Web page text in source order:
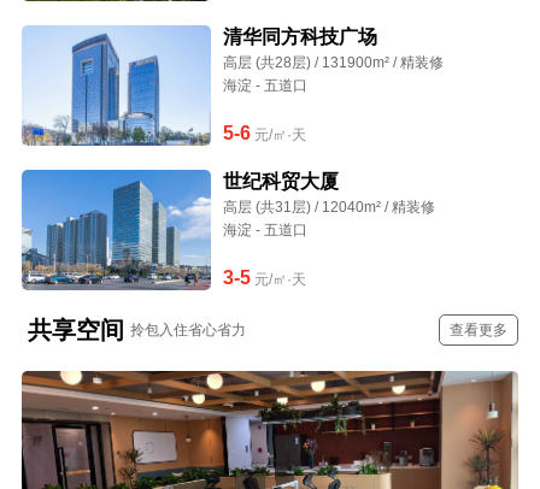
清华同方科技广场
高层 (共28层) / 131900m² / 精装修
海淀 - 五道口
5-6元/㎡·天
世纪科贸大厦
高层 (共31层) / 12040m² / 精装修
海淀 - 五道口
3-5元/㎡·天
共享空间 拎包入住省心省力 查看更多